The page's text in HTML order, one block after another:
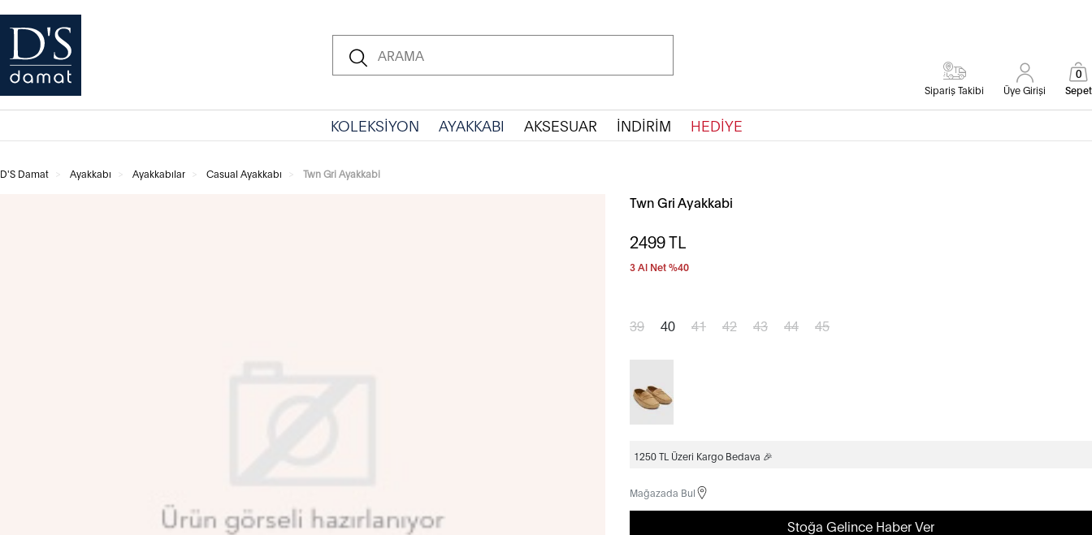
Sipariş Takibi Üye Girişi Sepet
0
KOLEKSİYON AYAKKABI AKSESUAR İNDİRİM HEDİYE
D'S Damat Ayakkabı Ayakkabılar Casual Ayakkabı Twn Gri Ayakkabi
Twn Gri Ayakkabi
2499TL
3 Al Net %40
39 40 41 42 43 44 45
1250 TL Üzeri Kargo Bedava 🎉
Mağazada Bul
Stoğa Gelince Haber Ver